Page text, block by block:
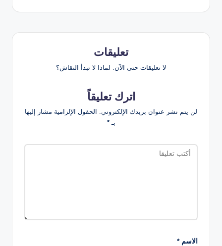
تعليقات
لا تعليقات حتى الآن. لماذا لا تبدأ النقاش؟
اترك تعليقاً
لن يتم نشر عنوان بريدك الإلكتروني. الحقول الإلزامية مشار إليها
بـ*
الاسم*